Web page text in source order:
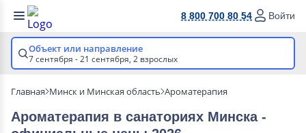
8 800 700 80 54 Войти
Объект или направление
7 сентября - 21 сентября, 2 взрослых
Главная Минск и Минская область Ароматерапия
Ароматерапия в cанаториях Минска -